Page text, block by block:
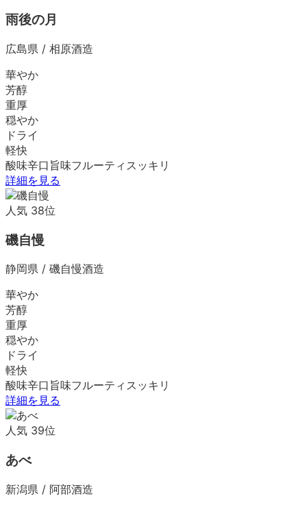
雨後の月
広島県 / 相原酒造
華やか
芳醇
重厚
穏やか
ドライ
軽快
酸味辛口 旨味フルーティ スッキリ
詳細を見る
人気 38位
磯自慢
静岡県 / 磯自慢酒造
華やか
芳醇
重厚
穏やか
ドライ
軽快
酸味辛口 旨味フルーティ スッキリ
詳細を見る
人気 39位
あべ
新潟県 / 阿部酒造